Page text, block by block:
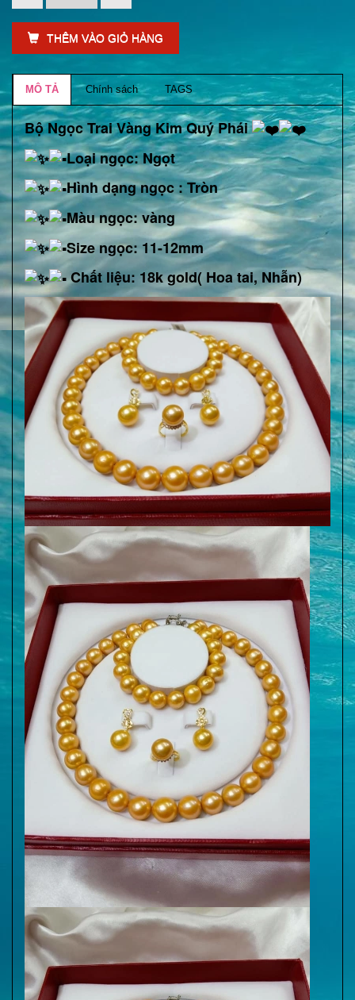
THÊM VÀO GIỎ HÀNG
MÔ TẢ Chính sách TAGS
Bộ Ngọc Trai Vàng Kim Quý Phái
Loại ngọc: Ngọt
Hình dạng ngọc : Tròn
Màu ngọc: vàng
Size ngọc: 11-12mm
Chất liệu: 18k gold( Hoa tai, Nhẫn)